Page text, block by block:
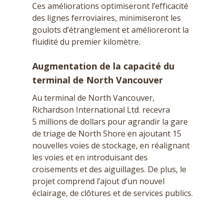
Ces améliorations optimiseront l’efficacité
des lignes ferroviaires, minimiseront les
goulots d’étranglement et amélioreront la
fluidité du premier kilomètre.
Augmentation de la capacité du
terminal de North Vancouver
Au terminal de North Vancouver,
Richardson International Ltd. recevra
5 millions de dollars pour agrandir la gare
de triage de North Shore en ajoutant 15
nouvelles voies de stockage, en réalignant
les voies et en introduisant des
croisements et des aiguillages. De plus, le
projet comprend l’ajout d’un nouvel
éclairage, de clôtures et de services publics.